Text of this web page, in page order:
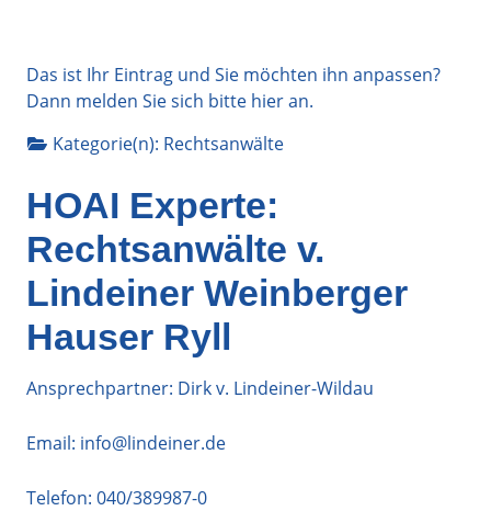
Das ist Ihr Eintrag und Sie möchten ihn anpassen?
Dann melden Sie sich bitte hieran.
Kategorie(n): Rechtsanwälte
HOAI Experte:
Rechtsanwälte v.
Lindeiner Weinberger
Hauser Ryll
Ansprechpartner: Dirk v. Lindeiner-Wildau
Email: info@lindeiner.de
Telefon: 040/389987-0